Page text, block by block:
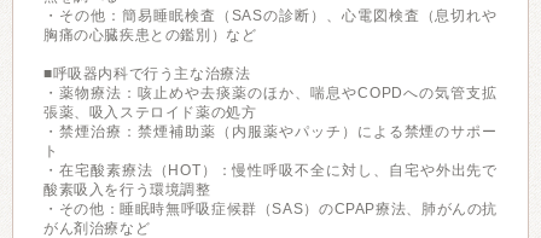
・その他：簡易睡眠検査（SASの診断）、心電図検査（息切れや
胸痛の心臓疾患との鑑別）など
■呼吸器内科で行う主な治療法
・薬物療法：咳止めや去痰薬のほか、喘息やCOPDへの気管支拡
張薬、吸入ステロイド薬の処方
・禁煙治療：禁煙補助薬（内服薬やパッチ）による禁煙のサポー
ト
・在宅酸素療法（HOT）：慢性呼吸不全に対し、自宅や外出先で
酸素吸入を行う環境調整
・その他：睡眠時無呼吸症候群（SAS）のCPAP療法、肺がんの抗
がん剤治療など